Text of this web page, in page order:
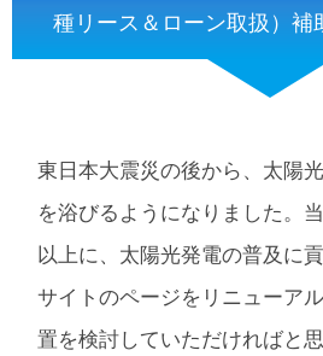
種リース＆ローン取扱）補
東日本大震災の後から、太陽
を浴びるようになりました。
以上に、太陽光発電の普及に
サイトのページをリニューア
置を検討していただければと思